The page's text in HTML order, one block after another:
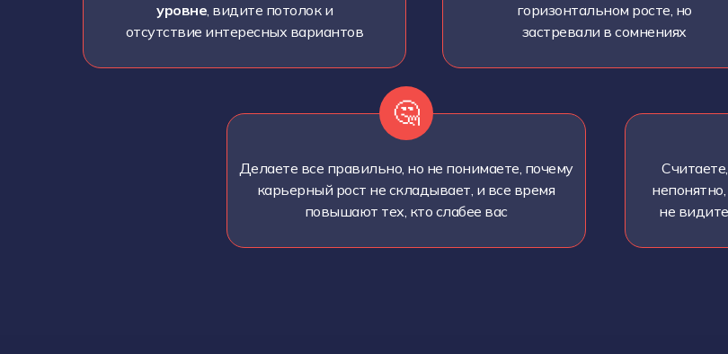
уровне, видите потолок и
отсутствие интересных вариантов
Делаете все правильно, но не понимаете, почему
карьерный рост не складывает, и все время
повышают тех, кто слабее вас
горизонтальном росте, но
застревали в сомнениях
не
🤔